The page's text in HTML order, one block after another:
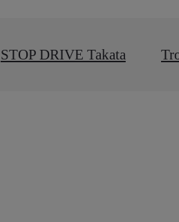
STOP DRIVE Takata